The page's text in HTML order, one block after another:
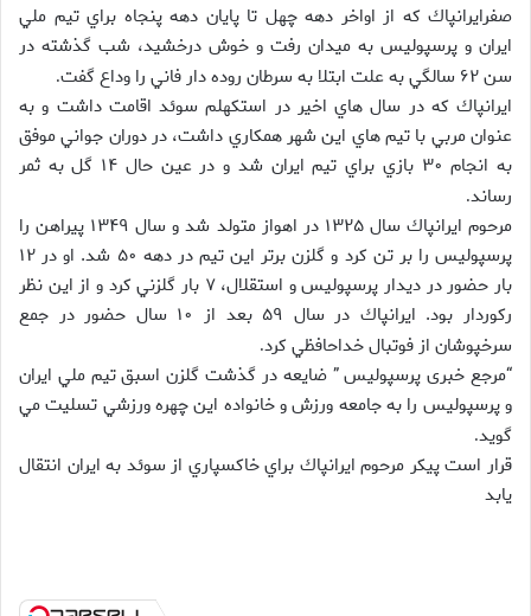
صفرايرانپاك كه از اواخر دهه چهل تا پايان دهه پنجاه براي تيم ملي
ايران و پرسپوليس به ميدان رفت و خوش درخشيد، شب گذشته در
سن ۶۲ سالگي به علت ابتلا به سرطان روده دار فاني را وداع گفت
.
ايرانپاك كه در سال هاي اخير در استكهلم سوئد اقامت داشت و به
عنوان مربي با تيم هاي اين شهر همكاري داشت، در دوران جواني موفق
به انجام ۳۰ بازي براي تيم ايران شد و در عين حال ۱۴ گل به ثمر
رساند.
مرحوم ايرانپاك سال ۱۳۲۵ در اهواز متولد شد و سال ۱۳۴۹ پيراهن را
پرسپوليس را بر تن كرد و گلزن برتر اين تيم در دهه ۵۰ شد. او در ۱۲
بار حضور در ديدار پرسپوليس و استقلال، ۷ بار گلزني كرد و از اين نظر
ركوردار بود. ايرانپاك در سال ۵۹ بعد از ۱۰ سال حضور در جمع
سرخپوشان از فوتبال خداحافظي كرد.
“مرجع خبری پرسپولیس ” ضايعه در گذشت گلزن اسبق تيم ملي ايران
و پرسپوليس را به جامعه ورزش و خانواده اين چهره ورزشي تسليت مي
گويد.
قرار است پيكر مرحوم ايرانپاك براي خاكسپاري از سوئد به ايران انتقال
يابد